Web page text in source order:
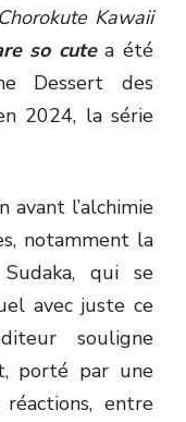
Chorokute Kawaii
so cutea été
Dessert des
2024, la série
l’alchimie
notamment la
qui se
avec juste ce
souligne
porté par une
entre